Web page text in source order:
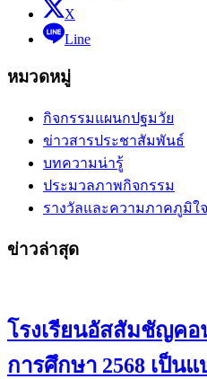
X
Line
หมวดหมู่
กิจกรรมแผนกปฐมวัย
ข่าวสารประชาสัมพันธ์
บทความน่ารู้
ประมวลภาพกิจกรรม
รางวัลและความภาคภูมิใจ
ข่าวล่าสุด
โรงเรียนอัสสัมชัญค
การศึกษา 2568 เป็น